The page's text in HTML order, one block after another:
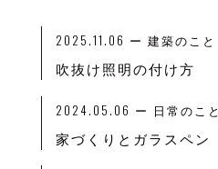
2025.11.06 ー 建築のこと
吹抜け照明の付け方
2024.05.06 ー 日常のこと
家づくりとガラスペン